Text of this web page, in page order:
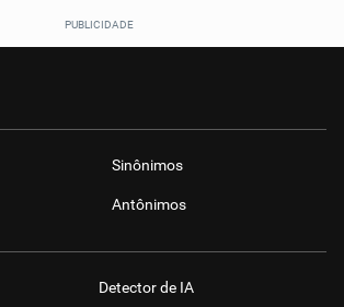
Sinônimos
Antônimos
Detector de IA